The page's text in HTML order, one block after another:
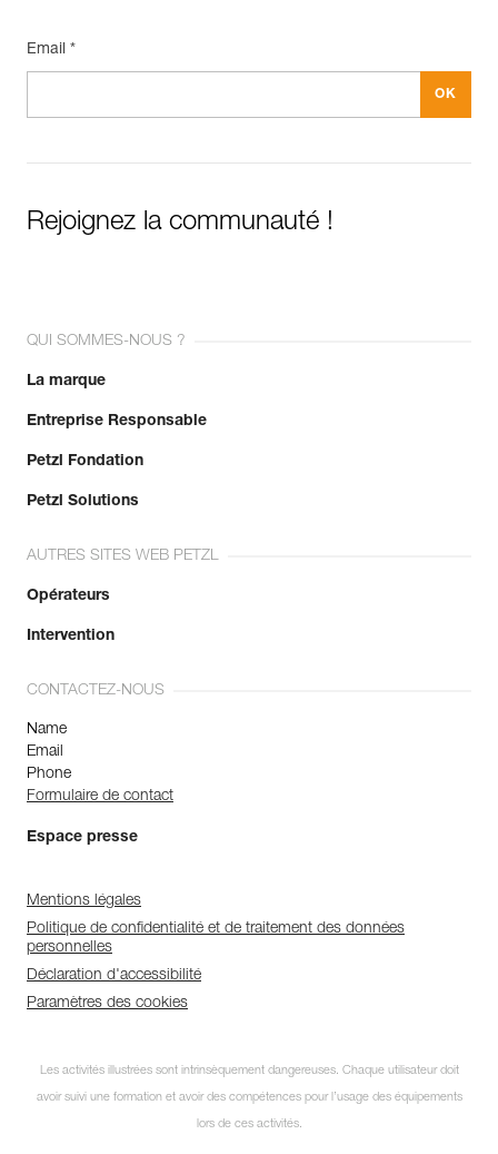
Email *
Rejoignez la communauté !
QUI SOMMES-NOUS ?
La marque
Entreprise Responsable
Petzl Fondation
Petzl Solutions
AUTRES SITES WEB PETZL
Opérateurs
Intervention
CONTACTEZ-NOUS
Name
Email
Phone
Formulaire de contact
Espace presse
Mentions légales
Politique de confidentialité et de traitement des données
personnelles
Déclaration d'accessibilité
Paramètres des cookies
Les activités illustrées sont intrinsèquement dangereuses. Chaque utilisateur doit
avoir suivi une formation et avoir des compétences pour l’usage des équipements
lors de ces activités.